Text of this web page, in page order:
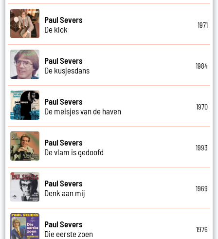
Paul Severs
De klok
1971
Paul Severs
De kusjesdans
1984
Paul Severs
De meisjes van de haven
1970
Paul Severs
De vlam is gedoofd
1993
Paul Severs
Denk aan mij
1969
Paul Severs
Die eerste zoen
1976